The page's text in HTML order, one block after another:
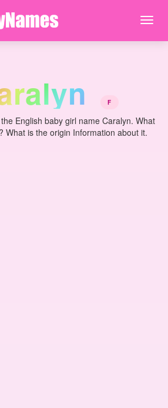
ralyn F
English baby girl name Caralyn. What
What is the origin Information about it.